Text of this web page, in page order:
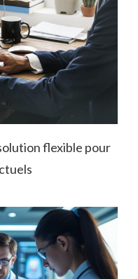
flexible pour